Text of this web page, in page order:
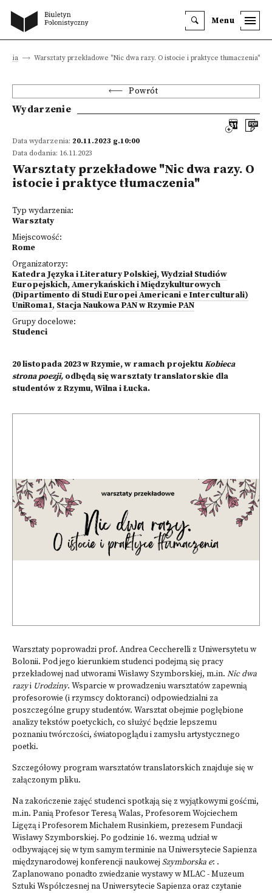
Menu
Warsztaty przekładowe "Nic dwa razy. O istocie i praktyce tłumaczenia"
Powrót
Wydarzenie
Data wydarzenia: 20.11.2023 g.10:00
Data dodania: 16.11.2023
Warsztaty przekładowe "Nic dwa razy. O
istocie i praktyce tłumaczenia"
Typ wydarzenia:
Warsztaty
Miejscowość:
Rome
Organizatorzy:
Katedra Języka i Literatury Polskiej, Wydział Studiów
Europejskich, Amerykańskich i Międzykulturowych
(Dipartimento di Studi Europei Americani e Interculturali)
UniRoma1, Stacja Naukowa PAN w Rzymie PAN
Grupy docelowe:
Studenci
20 listopada 2023 w Rzymie, w ramach projektuKobieca
strona poezji, odbędą się warsztaty translatorskie dla
studentów z Rzymu, Wilna i Łucka.
Warsztaty poprowadzi prof. Andrea Ceccherelli z Uniwersytetu w
Bolonii. Pod jego kierunkiem studenci podejmą się pracy
przekładowej nad utworami Wisławy Szymborskiej, m.in. Nic dwa
razyi Urodziny. Wsparcie w prowadzeniu warsztatów zapewnią
profesorowie (i rzymscy doktoranci) odpowiedzialni za
poszczególne grupy studentów. Warsztat obejmie pogłębione
analizy tekstów poetyckich, co służyć będzie lepszemu
poznaniu twórczości, światopoglądu i zamysłu artystycznego
poetki.
Szczegółowy program warsztatów translatorskich znajduje sięw
załączonym pliku.
Na zakończenie zajęć studenci spotkają się z wyjątkowymi gośćmi,
m.in. Panią Profesor Teresą Walas, Profesorem Wojciechem
Ligęzą i Profesorem Michałem Rusinkiem, prezesem Fundacji
Wisławy Szymborskiej. Po godzinie 16. wezmą udział w
odbywającej się w tym samym terminie na Uniwersytecie Sapienza
międzynarodowej konferencji naukowej Szymborska e: .
Zaplanowano ponadto zwiedzanie wystawy w MLAC - Muzeum
Sztuki Współczesnej na Uniwersytecie Sapienza oraz czytanie